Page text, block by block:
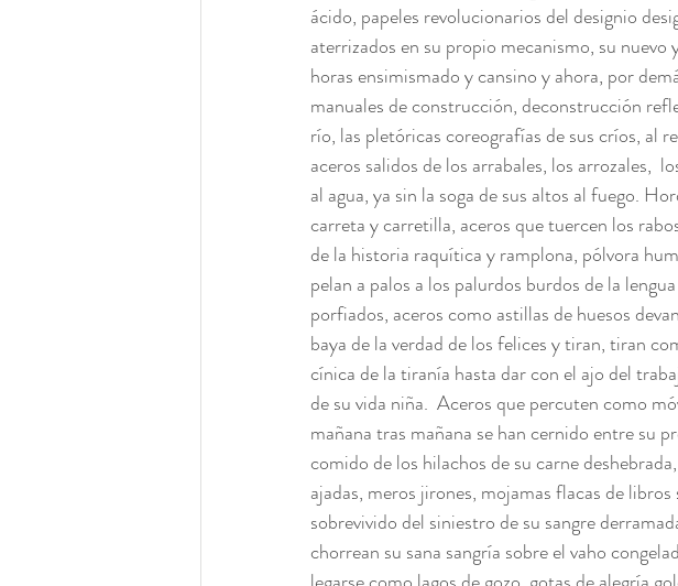
ácido, papeles revolucionarios del designio
aterrizados en su propio mecanismo, su
horas ensimismado y cansino y ahora, por
manuales de construcción, deconstrucción
río, las pletóricas coreografías de sus críos, al
aceros salidos de los arrabales, los arrozales,
al agua, ya sin la soga de sus altos al fuego.
carreta y carretilla, aceros que tuercen los
de la historia raquítica y ramplona, pólvora
pelan a palos a los palurdos burdos de la
porfiados, aceros como astillas de huesos
baya de la verdad de los felices y tiran, tiran
cínica de la tiranía hasta dar con el ajo del
de su vida niña.  Aceros que percuten como
mañana tras mañana se han cernido entre su
comido de los hilachos de su carne
ajadas, meros jirones, mojamas flacas de
sobrevivido del siniestro de su sangre
chorrean su sana sangría sobre el vaho